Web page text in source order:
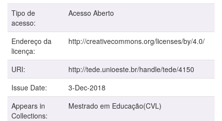
Tipo de
acesso:
Acesso Aberto
Endereço da
licença:
http://creativecommons.org/licenses/by/4.0/
URI:
http://tede.unioeste.br/handle/tede/4150
Issue Date:
3-Dec-2018
Appears in
Collections:
Mestrado em Educação(CVL)